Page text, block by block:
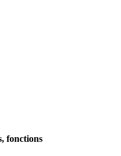
fonctions